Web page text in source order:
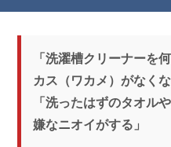
「洗濯槽クリーナーを
カス（ワカメ）がなく
「洗ったはずのタオル
嫌なニオイがする」